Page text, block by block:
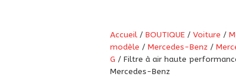
Accueil/BOUTIQUE /Voiture /
modèle /Mercedes-Benz /
G / Filtre à air haute
Mercedes-Benz